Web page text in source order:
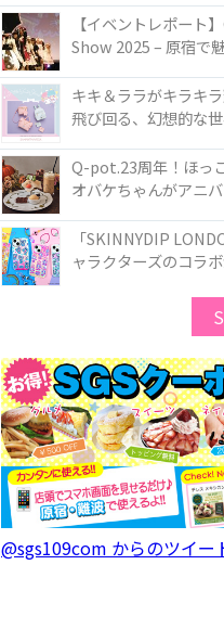
TOKYO
【イベントレポート
Show 2025 – 原宿で
キキ＆ララがキラキ
飛び回る、幻想的な
50周年アニバーサリ
たコレクションが登場
Q-pot.23周年！ほっ
オバケちゃんがアニ
ー」が新発売！Q-pot
ゃのオバケーキプレ
「SKINNYDIP
ャラクターズのコラ
@sgs109com からのツイー